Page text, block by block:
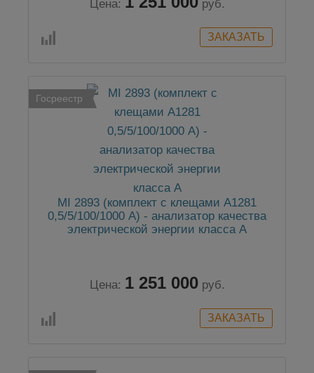
Цена: руб.
Госреестр
MI 2893 (комплект с клещами А1281
0,5/5/100/1000 А) - анализатор качества
электрической энергии класса А
Цена: 1 251 000 руб.